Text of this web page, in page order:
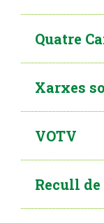
Quatre
Xarxes
VOTV
Recull